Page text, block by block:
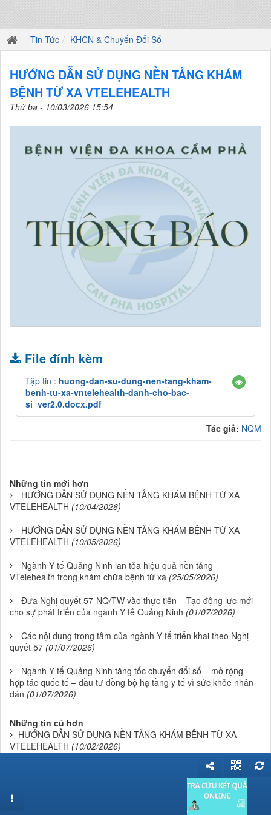
Tin Tức KHCN & Chuyển Đổi Số
HƯỚNG DẪN SỬ DỤNG NỀN TẢNG KHÁM
BỆNH TỪ XA VTELEHEALTH
Thứ ba - 10/03/2026 15:54
File đính kèm
Tập tin : huong-dan-su-dung-nen-tang-kham-
benh-tu-xa-vntelehealth-danh-cho-bac-
si_ver2.0.docx.pdf
Tác giả: NQM
Những tin mới hơn
HƯỚNG DẪN SỬ DỤNG NỀN TẢNG KHÁM BỆNH TỪ XA
VTELEHEALTH (10/04/2026)
HƯỚNG DẪN SỬ DỤNG NỀN TẢNG KHÁM BỆNH TỪ XA
VTELEHEALTH (10/05/2026)
Ngành Y tế Quảng Ninh lan tỏa hiệu quả nền tảng
VTelehealth trong khám chữa bệnh từ xa (25/05/2026)
Đưa Nghị quyết 57-NQ/TW vào thực tiễn – Tạo động lực mới
cho sự phát triển của ngành Y tế Quảng Ninh (01/07/2026)
Các nội dung trọng tâm của ngành Y tế triển khai theo Nghị
quyết 57 (01/07/2026)
Ngành Y tế Quảng Ninh tăng tốc chuyển đổi số – mở rộng
hợp tác quốc tế – đầu tư đồng bộ hạ tầng y tế vì sức khỏe nhân
dân (01/07/2026)
Những tin cũ hơn
HƯỚNG DẪN SỬ DỤNG NỀN TẢNG KHÁM BỆNH TỪ XA
VTELEHEALTH (10/02/2026)
HƯỚNG DẪN SỬ DỤNG NỀN TẢNG KHÁM BỆNH TỪ XA